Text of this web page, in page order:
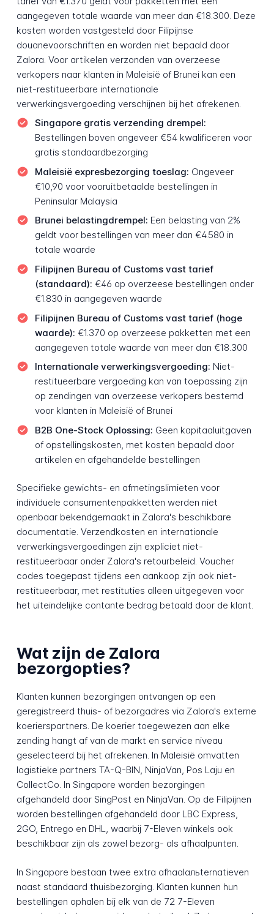
aangegeven totale waarde van meer dan €18.300. Deze
kosten worden vastgesteld door Filipijnse
douanevoorschriften en worden niet bepaald door
Zalora. Voor artikelen verzonden van overzeese
verkopers naar klanten in Maleisië of Brunei kan een
niet-restitueerbare internationale
verwerkingsvergoeding verschijnen bij het afrekenen.
Singapore gratis verzending drempel:
Bestellingen boven ongeveer €54 kwalificeren voor
gratis standaardbezorging
Maleisië expresbezorging toeslag: Ongeveer
€10,90 voor vooruitbetaalde bestellingen in
Peninsular Malaysia
Brunei belastingdrempel: Een belasting van 2%
geldt voor bestellingen van meer dan €4.580 in
totale waarde
Filipijnen Bureau of Customs vast tarief
(standaard): €46 op overzeese bestellingen onder
€1.830 in aangegeven waarde
Filipijnen Bureau of Customs vast tarief (hoge
waarde): €1.370 op overzeese pakketten met een
aangegeven totale waarde van meer dan €18.300
Internationale verwerkingsvergoeding: Niet-
restitueerbare vergoeding kan van toepassing zijn
op zendingen van overzeese verkopers bestemd
voor klanten in Maleisië of Brunei
B2B One-Stock Oplossing: Geen kapitaaluitgaven
of opstellingskosten, met kosten bepaald door
artikelen en afgehandelde bestellingen
Specifieke gewichts- en afmetingslimieten voor
individuele consumentenpakketten werden niet
openbaar bekendgemaakt in Zalora's beschikbare
documentatie. Verzendkosten en internationale
verwerkingsvergoedingen zijn expliciet niet-
restitueerbaar onder Zalora's retourbeleid. Voucher
codes toegepast tijdens een aankoop zijn ook niet-
restitueerbaar, met restituties alleen uitgegeven voor
het uiteindelijke contante bedrag betaald door de klant.
Wat zijn de Zalora
bezorgopties?
Klanten kunnen bezorgingen ontvangen op een
geregistreerd thuis- of bezorgadres via Zalora's externe
koerierspartners. De koerier toegewezen aan elke
zending hangt af van de markt en service niveau
geselecteerd bij het afrekenen. In Maleisië omvatten
logistieke partners TA-Q-BIN, NinjaVan, Pos Laju en
CollectCo. In Singapore worden bezorgingen
afgehandeld door SingPost en NinjaVan. Op de Filipijnen
worden bestellingen afgehandeld door LBC Express,
2GO, Entrego en DHL, waarbij 7-Eleven winkels ook
beschikbaar zijn als zowel bezorg- als afhaalpunten.
In Singapore bestaan twee extra afhaalальternatіeven
naast standaard thuisbezorging. Klanten kunnen hun
bestellingen ophalen bij elk van de 72 7-Eleven